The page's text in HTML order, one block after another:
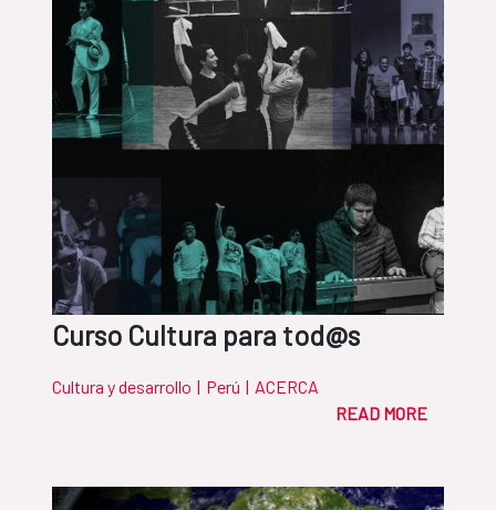
Curso Cultura para tod@s
Cultura y desarrollo | Perú | ACERCA
READ MORE